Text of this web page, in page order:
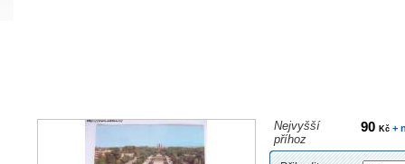
Nejvyšší
příhoz
90 Kč+